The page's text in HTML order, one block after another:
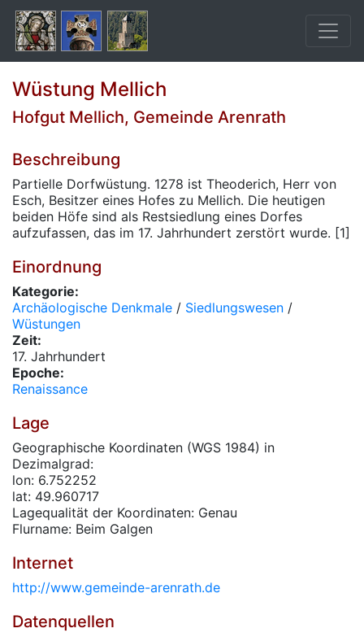
Wüstung Mellich
Hofgut Mellich, Gemeinde Arenrath
Beschreibung
Partielle Dorfwüstung. 1278 ist Theoderich, Herr von
Esch, Besitzer eines Hofes zu Mellich. Die heutigen
beiden Höfe sind als Restsiedlung eines Dorfes
aufzufassen, das im 17. Jahrhundert zerstört wurde. [1]
Einordnung
Kategorie:
Archäologische Denkmale / Siedlungswesen /
Wüstungen
Zeit:
17. Jahrhundert
Epoche:
Renaissance
Lage
Geographische Koordinaten (WGS 1984) in
Dezimalgrad:
lon: 6.752252
lat: 49.960717
Lagequalität der Koordinaten: Genau
Flurname: Beim Galgen
Internet
http://www.gemeinde-arenrath.de
Datenquellen